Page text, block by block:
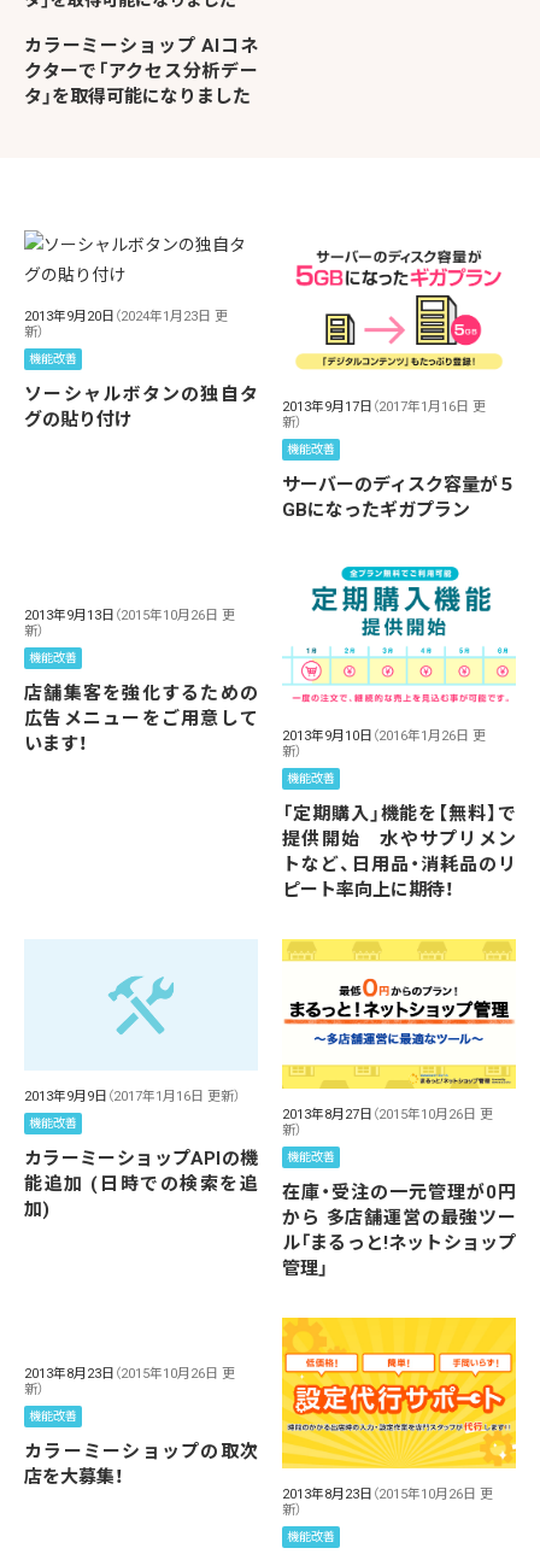
カラーミーショップ AIコネ
クターで「アクセス分析デー
タ」を取得可能になりました
2013年9月20日 （2024年1月23日 更
新）
機能改善
ソーシャルボタンの独自タ
グの貼り付け
2013年9月17日 （2017年1月16日 更
新）
機能改善
サーバーのディスク容量が５
GBになったギガプラン
2013年9月13日 （2015年10月26日 更
新）
機能改善
店舗集客を強化するための
広告メニューをご用意して
います！
2013年9月10日 （2016年1月26日 更
新）
機能改善
「定期購入」機能を【無料】で
提供開始 水やサプリメン
トなど、日用品・消耗品のリ
ピート率向上に期待！
2013年9月9日 （2017年1月16日 更新）
機能改善
カラーミーショップAPIの機
能追加 (日時での検索を追
加)
2013年8月27日 （2015年10月26日 更
新）
機能改善
在庫・受注の一元管理が0円
から 多店舗運営の最強ツー
ル「まるっと!ネットショップ
管理」
2013年8月23日 （2015年10月26日 更
新）
機能改善
カラーミーショップの取次
店を大募集！
2013年8月23日 （2015年10月26日 更
新）
機能改善